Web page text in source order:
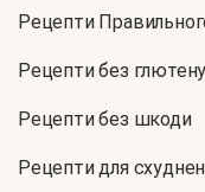
Рецепти
Рецепти без глютену
Рецепти без шкоди
Рецепти для